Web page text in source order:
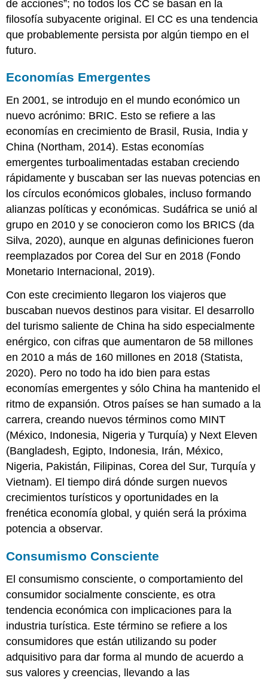
de acciones”; no todos los CC se basan en la
filosofía subyacente original. El CC es una tendencia
que probablemente persista por algún tiempo en el
futuro.
Economías Emergentes
En 2001, se introdujo en el mundo económico un
nuevo acrónimo: BRIC. Esto se refiere a las
economías en crecimiento de Brasil, Rusia, India y
China (Northam, 2014). Estas economías
emergentes turboalimentadas estaban creciendo
rápidamente y buscaban ser las nuevas potencias en
los círculos económicos globales, incluso formando
alianzas políticas y económicas. Sudáfrica se unió al
grupo en 2010 y se conocieron como los BRICS (da
Silva, 2020), aunque en algunas definiciones fueron
reemplazados por Corea del Sur en 2018 (Fondo
Monetario Internacional, 2019).
Con este crecimiento llegaron los viajeros que
buscaban nuevos destinos para visitar. El desarrollo
del turismo saliente de China ha sido especialmente
enérgico, con cifras que aumentaron de 58 millones
en 2010 a más de 160 millones en 2018 (Statista,
2020). Pero no todo ha ido bien para estas
economías emergentes y sólo China ha mantenido el
ritmo de expansión. Otros países se han sumado a la
carrera, creando nuevos términos como MINT
(México, Indonesia, Nigeria y Turquía) y Next Eleven
(Bangladesh, Egipto, Indonesia, Irán, México,
Nigeria, Pakistán, Filipinas, Corea del Sur, Turquía y
Vietnam). El tiempo dirá dónde surgen nuevos
crecimientos turísticos y oportunidades en la
frenética economía global, y quién será la próxima
potencia a observar.
Consumismo Consciente
El consumismo consciente, o comportamiento del
consumidor socialmente consciente, es otra
tendencia económica con implicaciones para la
industria turística. Este término se refiere a los
consumidores que están utilizando su poder
adquisitivo para dar forma al mundo de acuerdo a
sus valores y creencias, llevando a las